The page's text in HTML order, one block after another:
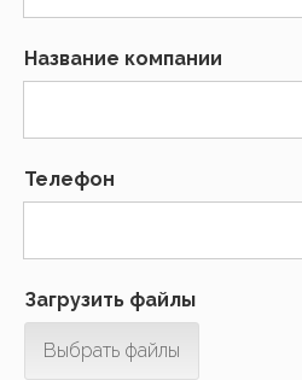
Название компании
Телефон
Загрузить файлы
Выбрать файлы